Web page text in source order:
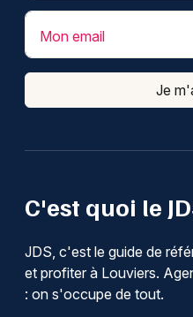
C'est quoi le
JDS, c'est le guide de
et profiter à Louviers.
: on s'occupe de tout.
Mon email
Je